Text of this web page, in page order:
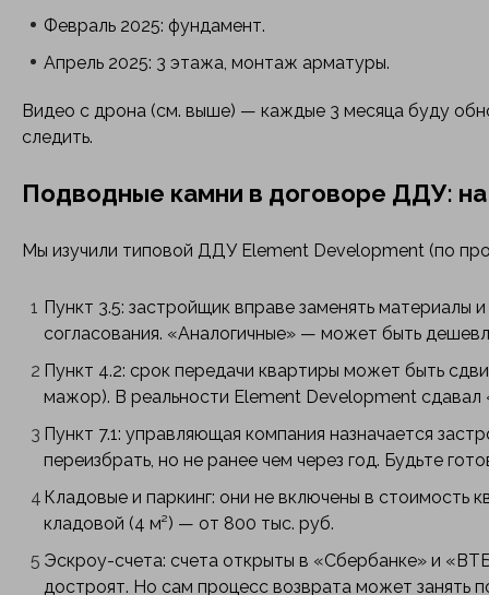
Февраль 2025: фундамент.
Апрель 2025: 3 этажа, монтаж арматуры.
Видео с дрона (см. выше) — каждые 3 месяца буду
следить.
Подводные камни в договоре ДДУ: на
Мы изучили типовой ДДУ Element Development (по
Пункт 3.5: застройщик вправе заменять материалы
согласования. «Аналогичные» — может быть
Пункт 4.2: срок передачи квартиры может быть
мажор). В реальности Element Development сдавал
Пункт 7.1: управляющая компания назначается
переизбрать, но не ранее чем через год. Будьте
Кладовые и паркинг: они не включены в стоимость
кладовой (4 м²) — от 800 тыс. руб.
Эскроу-счета: счета открыты в «Сбербанке» и
достроят. Но сам процесс возврата может занять